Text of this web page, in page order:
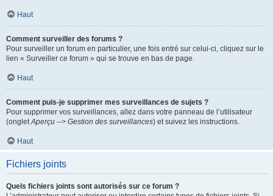
Haut
Comment surveiller des forums ?
Pour surveiller un forum en particulier, une fois entré sur celui-ci, cliquez sur le
lien « Surveiller ce forum » qui se trouve en bas de page.
Haut
Comment puis-je supprimer mes surveillances de sujets ?
Pour supprimer vos surveillances, allez dans votre panneau de l’utilisateur
(ongletAperçu --> Gestion des surveillances) et suivez les instructions.
Haut
Fichiers joints
Quels fichiers joints sont autorisés sur ce forum ?